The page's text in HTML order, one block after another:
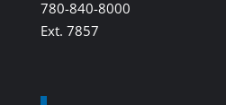
780-840-8000
Ext. 7857